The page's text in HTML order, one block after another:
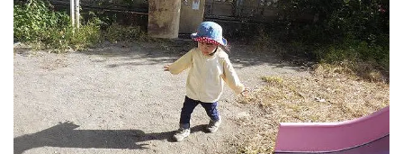
千葉県 千葉県 全域
埼玉県 埼玉県 全域